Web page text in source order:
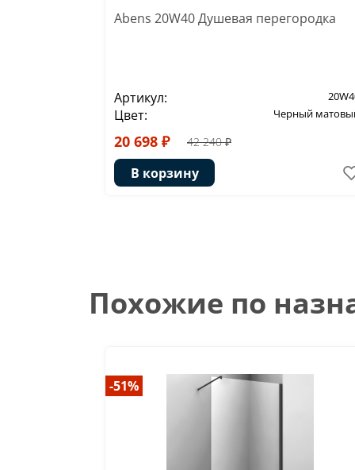
Abens 20W40 Душевая перегородка
Артикул:
Цвет: Черный
20 698 ₽ 42 240 ₽
В корзину
Похожие по
-51%